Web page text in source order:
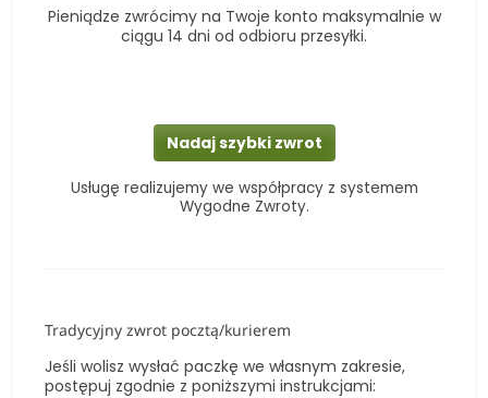
Pieniądze zwrócimy na Twoje konto maksymalnie w
ciągu 14 dni od odbioru przesyłki.
Nadaj szybki zwrot
Usługę realizujemy we współpracy z systemem
Wygodne Zwroty.
Tradycyjny zwrot pocztą/kurierem
Jeśli wolisz wysłać paczkę we własnym zakresie,
postępuj zgodnie z poniższymi instrukcjami: